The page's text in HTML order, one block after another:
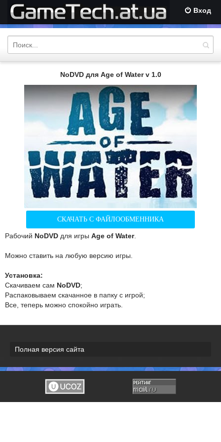
Вход
NoDVD для Age of Water v 1.0
СКАЧАТЬ С ФАЙЛООБМЕННИКА
Рабочий NoDVD для игры Age of Water.
Можно ставить на любую версию игры.
Установка:
Скачиваем сам NoDVD;
Распаковываем скачанное в папку с игрой;
Все, теперь можно спокойно играть.
Полная версия сайта